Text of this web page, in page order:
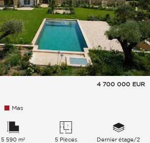
4 700 000 EUR
Mas
5 590 m² 5 Pièces Dernier étage/2